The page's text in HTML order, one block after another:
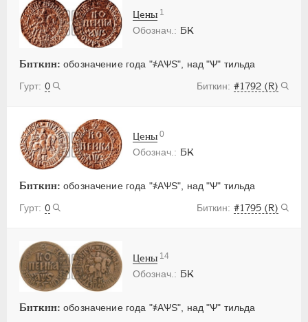
БК
Биткин: обозначение года "҂АѰS", над "Ѱ" тильда
0
#1792 (R)
Цены 1
БК
Биткин: обозначение года "҂АѰS", над "Ѱ" тильда
0
#1795 (R)
Цены 0
БК
Биткин: обозначение года "҂АѰS", над "Ѱ" тильда
Цены 14